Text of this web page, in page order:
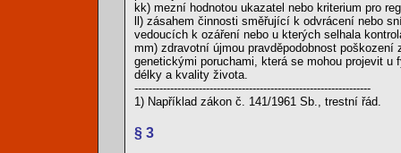
kk) mezní hodnotou ukazatel nebo kriterium pro
ll) zásahem činnosti směřující k odvrácení nebo
vedoucích k ozáření nebo u kterých selhala
mm) zdravotní újmou pravděpodobnost
genetickými poruchami, která se mohou projevit
délky a kvality života.
------------------------------------------------------------------
1) Například zákon č. 141/1961 Sb., trestní řád.
§ 3